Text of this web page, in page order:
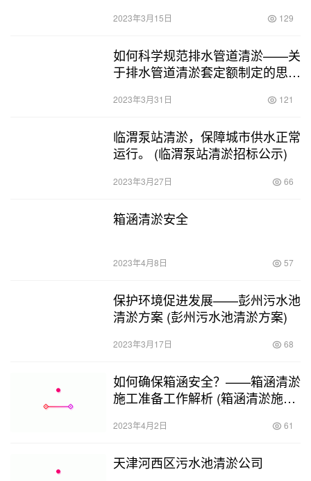
2023年3月15日 129
如何科学规范排水管道清淤——关
于排水管道清淤套定额制定的思考
2023年3月31日 121
临渭泵站清淤，保障城市供水正常
运行。 (临渭泵站清淤招标公示)
2023年3月27日 66
箱涵清淤安全
2023年4月8日 57
保护环境促进发展——彭州污水池
清淤方案 (彭州污水池清淤方案)
2023年3月17日 68
如何确保箱涵安全？——箱涵清淤
施工准备工作解析 (箱涵清淤施工
2023年4月2日 61
天津河西区污水池清淤公司